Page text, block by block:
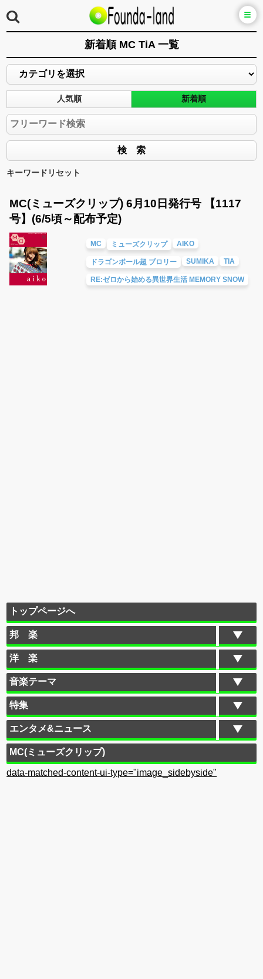
新着順 MC TiA 一覧
人気順 新着順
キーワードリセット
MC(ミューズクリップ) 6月10日発行号 【1117
号】(6/5頃～配布予定)
MC ミューズクリップ AIKO
ドラゴンボール超 ブロリー SUMIKA TIA
RE:ゼロから始める異世界生活 MEMORY SNOW
トップページへ
邦 楽
洋 楽
音楽テーマ
特集
エンタメ&ニュース
MC(ミューズクリップ)
data-matched-content-ui-type="image_sidebyside"